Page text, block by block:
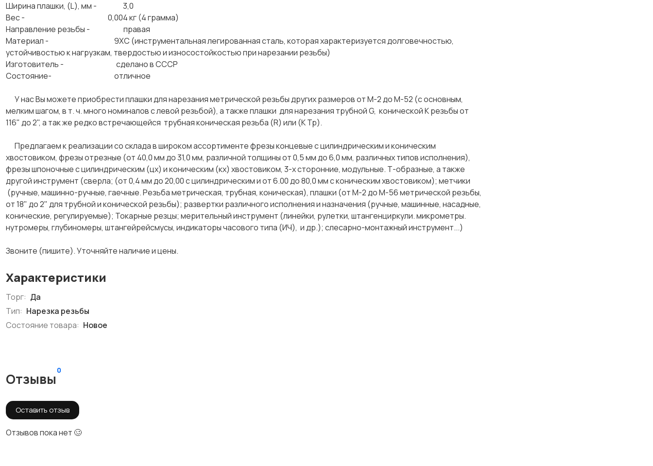
Ширина плашки, (L), мм - 3,0
Вес - 0,004 кг (4 грамма)
Направление резьбы - правая
Материал - 9ХС (инструментальная легированная сталь, которая характеризуется долговечностью,
устойчивостью к нагрузкам, твердостью и износостойкостью при нарезании резьбы)
Изготовитель - сделано в СССР
Состояние- отличное
У нас Вы можете приобрести плашки для нарезания метрической резьбы других размеров от М-2 до М-52 (с основным,
мелким шагом, в т. ч. много номиналов с левой резьбой), а также плашки для нарезания трубной G, конической К резьбы от
116" до 2", а так же редко встречающейся трубная коническая резьба (R) или (К Тр).
Предлагаем к реализации со склада в широком ассортименте фрезы концевые с цилиндрическим и коническим
хвостовиком, фрезы отрезные (от 40,0 мм до 31,0 мм, различной толщины от 0,5 мм до 6,0 мм, различных типов исполнения),
фрезы шпоночные с цилиндрическим (цх) и коническим (кх) хвостовиком, 3-х сторонние, модульные. Т-образные, а также
другой инструмент (сверла; (от 0,4 мм до 20,00 с цилиндрическим и от 6.00 до 80,0 мм с коническим хвостовиком); метчики
(ручные, машинно-ручные, гаечные. Резьба метрическая, трубная, коническая), плашки (от М-2 до М-56 метрической резьбы,
от 18" до 2" для трубной и конической резьбы); развертки различного исполнения и назначения (ручные, машинные, насадные,
конические, регулируемые); Токарные резцы; мерительный инструмент (линейки, рулетки, штангенциркули. микрометры.
нутромеры, глубиномеры, штангейрейсмусы, индикаторы часового типа (ИЧ), и др.); слесарно-монтажный инструмент...)
Звоните (пишите). Уточняйте наличие и цены.
Характеристики
Торг: Да
Тип: Нарезка резьбы
Состояние товара: Новое
Отзывы
0
Оставить отзыв
Отзывов пока нет 🥴